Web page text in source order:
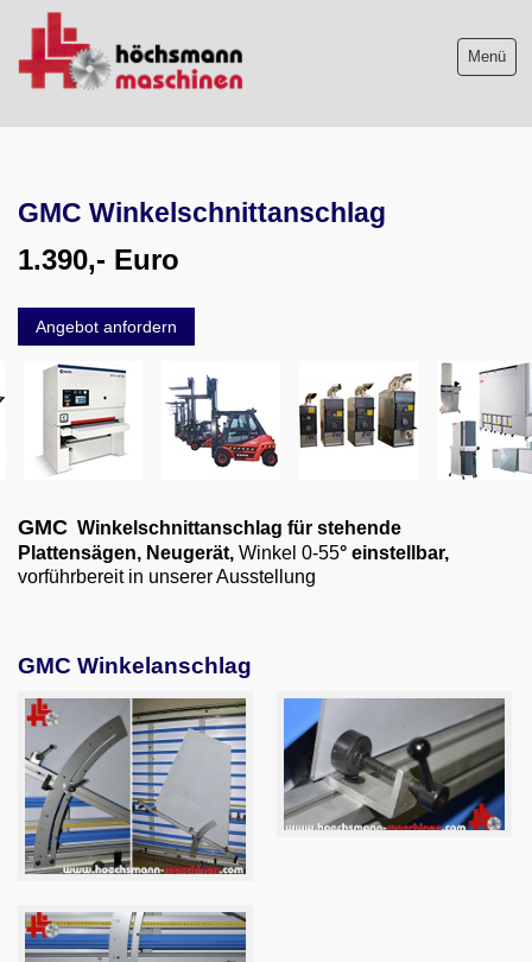
Menü
Maschinenankauf
Shop
Videos
Service
Wir über uns
Email
GMC Winkelschnittanschlag
1.390,- Euro
Angebot anfordern
GMC Winkelschnittanschlag für stehende
Plattensägen, Neugerät, Winkel 0-55° einstellbar,
vorführbereit in unserer Ausstellung
GMC Winkelanschlag